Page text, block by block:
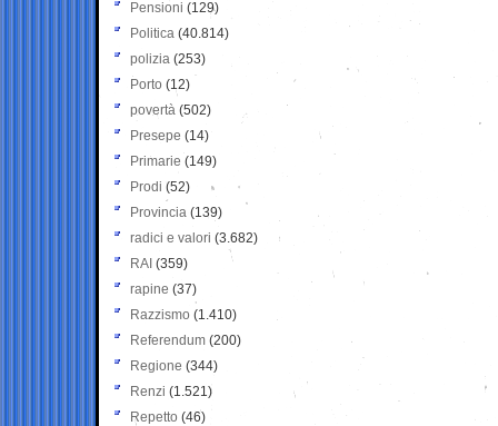
Pensioni (129)
Politica (40.814)
polizia (253)
Porto (12)
povertà (502)
Presepe (14)
Primarie (149)
Prodi (52)
Provincia (139)
radici e valori (3.682)
RAI (359)
rapine (37)
Razzismo (1.410)
Referendum (200)
Regione (344)
Renzi (1.521)
Repetto (46)